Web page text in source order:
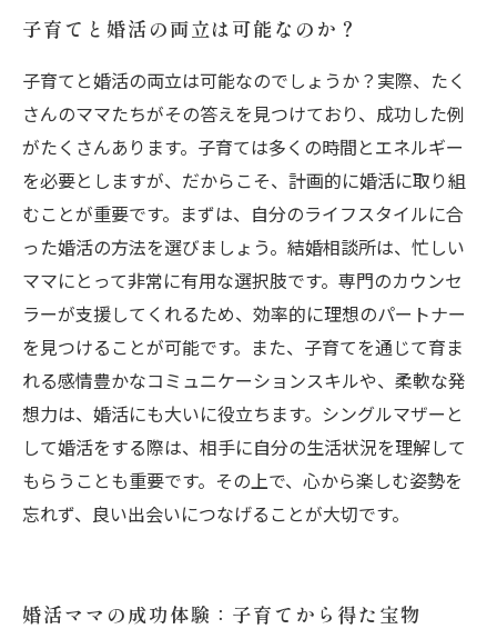
ガイド
子育てと婚活の両立は可能なのか？
子育てと婚活の両立は可能なのでしょうか？実際、たく
さんのママたちがその答えを見つけており、成功した例
がたくさんあります。子育ては多くの時間とエネルギー
を必要としますが、だからこそ、計画的に婚活に取り組
むことが重要です。まずは、自分のライフスタイルに合
った婚活の方法を選びましょう。結婚相談所は、忙しい
ママにとって非常に有用な選択肢です。専門のカウンセ
ラーが支援してくれるため、効率的に理想のパートナー
を見つけることが可能です。また、子育てを通じて育ま
れる感情豊かなコミュニケーションスキルや、柔軟な発
想力は、婚活にも大いに役立ちます。シングルマザーと
して婚活をする際は、相手に自分の生活状況を理解して
もらうことも重要です。その上で、心から楽しむ姿勢を
忘れず、良い出会いにつなげることが大切です。
婚活ママの成功体験：子育てから得た宝物